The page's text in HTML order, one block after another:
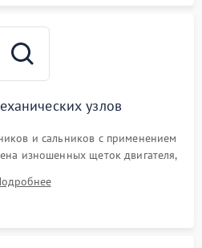
узлов
и сальников с применением
изношенных щеток двигателя,
резиновой манжеты.